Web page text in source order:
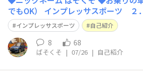
でもOK） インプレッサスポーツ ２．０ｉ−
に自己紹介をどうぞ！ はじめまして。
が、人生初の車をインプレッサスポー
者です。 色々中古車を見て回って車を探していたのです
がなかなかビビッとくる車に
インプレッサスポーツ 自己紹介
8 68
ばそくそ | 07/26 | 自己紹介